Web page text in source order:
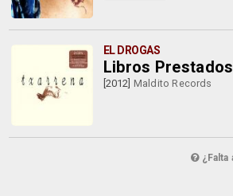
EL DROGAS
Libros Prestados
[2012] Maldito Records
¿Falta